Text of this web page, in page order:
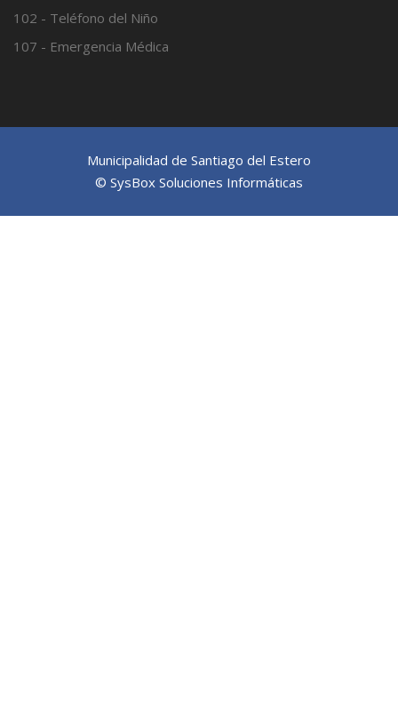
102 - Teléfono del Niño
107 - Emergencia Médica
Municipalidad de Santiago del Estero
© SysBox Soluciones Informáticas